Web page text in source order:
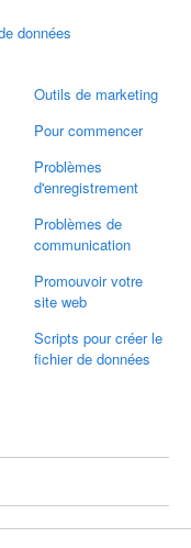
Outils de marketing
Pour commencer
Problèmes
d'enregistrement
Problèmes de
communication
Promouvoir votre
site web
Scripts pour créer le
fichier de données
données